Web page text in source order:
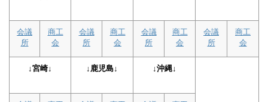
会議
所
商工
会
会議
所
商工
会
会議
所
商工
会
会議
所
商工
会
↓宮崎↓ ↓鹿児島↓ ↓沖縄↓